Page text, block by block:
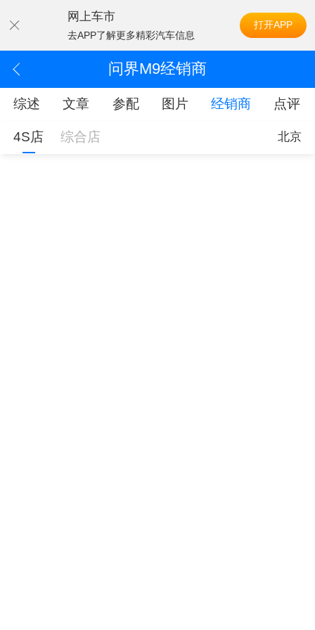
网上车市
去APP了解更多精彩汽车信息
打开APP
问界M9经销商
综述 文章 参配 图片 经销商 点评
4S店 综合店 北京